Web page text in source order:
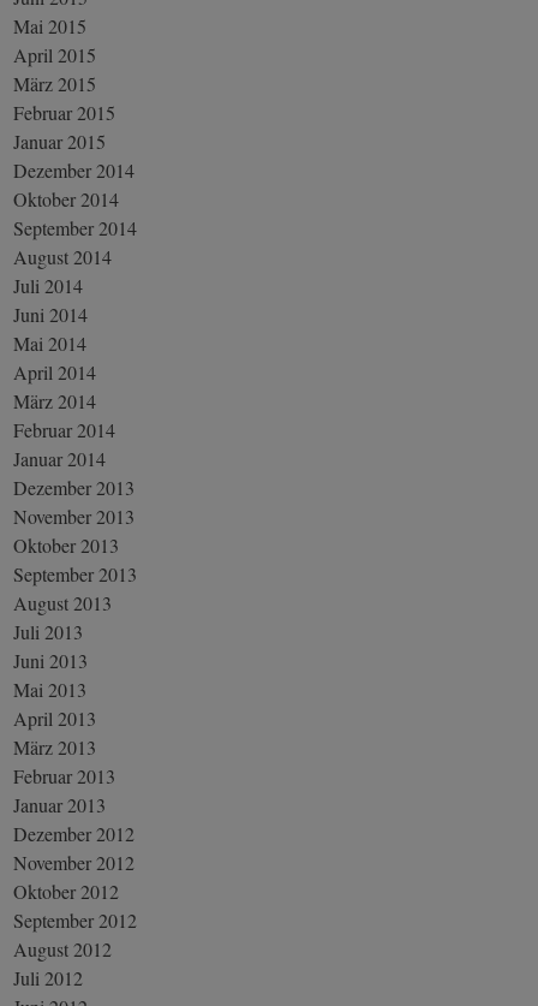
Mai 2015
April 2015
März 2015
Februar 2015
Januar 2015
Dezember 2014
Oktober 2014
September 2014
August 2014
Juli 2014
Juni 2014
Mai 2014
April 2014
März 2014
Februar 2014
Januar 2014
Dezember 2013
November 2013
Oktober 2013
September 2013
August 2013
Juli 2013
Juni 2013
Mai 2013
April 2013
März 2013
Februar 2013
Januar 2013
Dezember 2012
November 2012
Oktober 2012
September 2012
August 2012
Juli 2012